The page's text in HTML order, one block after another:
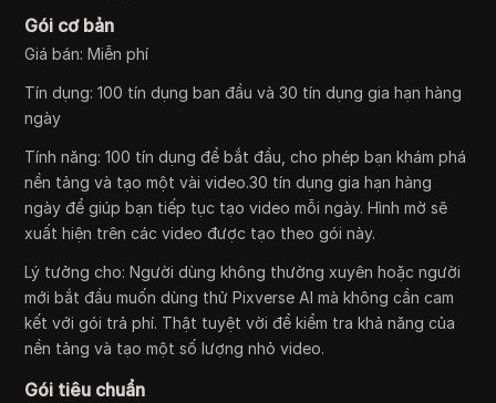
Gói cơ bản
Giá bán: Miễn phí
Tín dụng: 100 tín dụng ban đầu và 30 tín dụng gia hạn hàng
ngày
Tính năng: 100 tín dụng để bắt đầu, cho phép bạn khám phá
nền tảng và tạo một vài video.30 tín dụng gia hạn hàng
ngày để giúp bạn tiếp tục tạo video mỗi ngày. Hình mờ sẽ
xuất hiện trên các video được tạo theo gói này.
Lý tưởng cho: Người dùng không thường xuyên hoặc người
mới bắt đầu muốn dùng thử Pixverse AI mà không cần cam
kết với gói trả phí. Thật tuyệt vời để kiểm tra khả năng của
nền tảng và tạo một số lượng nhỏ video.
Gói tiêu chuẩn